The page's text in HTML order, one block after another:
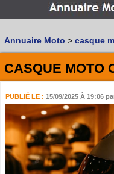
Vous recherchez un
Quoi :
Où :
Retrouvez dans votre
les bonnes adresses de
480
768
Annuaire Moto > casque
CASQUE MOTO
PUBLIÉ LE :15/09/2025 À 19:06